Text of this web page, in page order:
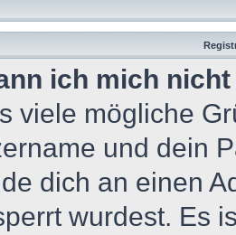
ich mich
viele mögliche
und dein
dich an einen
wurdest. Es